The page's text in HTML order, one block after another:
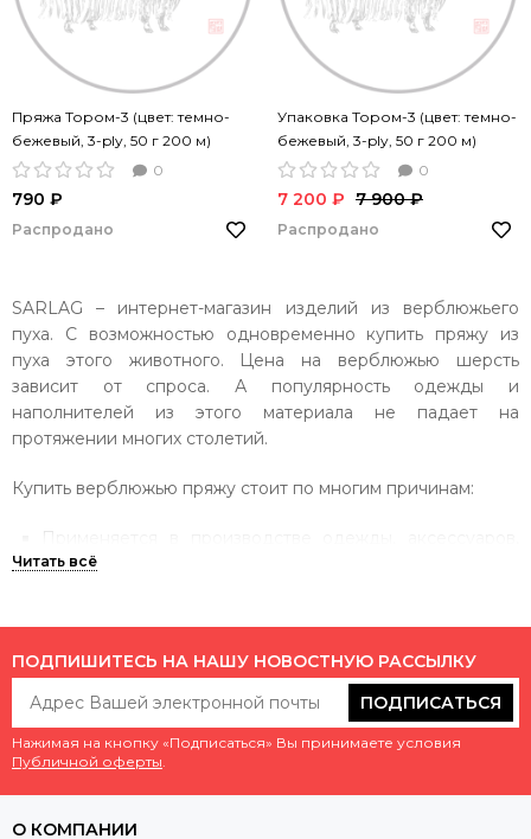
Пряжа Тором-3 (цвет: темно-
бежевый, 3-ply, 50 г 200 м)
0
790 ₽
Распродано
Упаковка Тором-3 (цвет: темно-
бежевый, 3-ply, 50 г 200 м)
0
7 200 ₽ 7 900 ₽
Распродано
SARLAG – интернет-магазин изделий из верблюжьего
пуха. С возможностью одновременно купить пряжу из
пуха этого животного. Цена на верблюжью шерсть
зависит от спроса. А популярность одежды и
наполнителей из этого материала не падает на
протяжении многих столетий.
Купить верблюжью пряжу стоит по многим причинам:
Применяется в производстве одежды, аксессуаров,
постельных принадлежностей. Активно применяется в
Шерсть верблюда намного прочнее овечьего аналога.
Особенность волосков – они полые внутри. Это делает
их легкими и повышает теплоизоляционные свойства.
Доказательства? Их могут предоставить космонавты и
моряки дальнего плаванья, которые носят именно
ПОДПИШИТЕСЬ НА НАШУ НОВОСТНУЮ РАССЫЛКУ
ПОДПИСАТЬСЯ
Нажимая на кнопку «Подписаться» Вы принимаете условия
Публичной оферты.
О КОМПАНИИ